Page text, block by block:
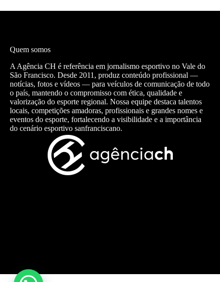
Quem somos
A Agência CH é referência em jornalismo esportivo no Vale do
São Francisco. Desde 2011, produz conteúdo profissional —
notícias, fotos e vídeos — para veículos de comunicação de todo
o país, mantendo o compromisso com ética, qualidade e
valorização do esporte regional. Nossa equipe destaca talentos
locais, competições amadoras, profissionais e grandes nomes e
eventos do esporte, fortalecendo a visibilidade e a importância
do cenário esportivo sanfranciscano.